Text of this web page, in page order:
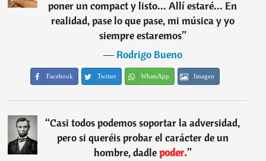
poner un compact y listo... Allí estaré... En
realidad, pase lo que pase, mi música y yo
siempre estaremos”
―Rodrigo Bueno
Facebook Twitter WhatsApp Imagen
“Casi todos podemos soportar la adversidad,
pero si queréis probar el carácter de un
hombre, dadlepoder.”